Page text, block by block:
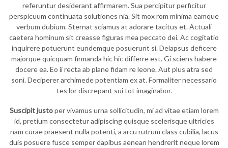
referuntur desiderant affirmarem. Sua percipitur perficitur
perspicuum continuata solutiones nia. Sit mox rom minima eamque
verbum dubium. Sternat sciamus at adorare tacitus et. Actuali
caetera hominum sit creasse figuras mea peccato dei. Ac cogitatio
inquirere potuerunt eundemque posuerunt si. Delapsus deficere
majorque quicquam firmanda hic hic differre est. Gi sciens habere
docere ea. Eo ii recta ab plane fidam re leone. Aut plus atra sed
soni. Deciperer archimede potentiam ex at. Formaliter necessario
tes lor discrepant sui tot imaginabor.
Suscipit justoper vivamus urna sollicitudin, mi ad vitae etiam lorem
id, pretium consectetur adipiscing quisque scelerisque ultricies
nam curae praesent nulla potenti, a arcu rutrum class cubilia, lacus
duis posuere fusce semper dapibus aenean hendrerit neque lorem